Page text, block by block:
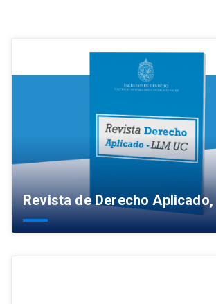
Revista de Derecho Aplicado,